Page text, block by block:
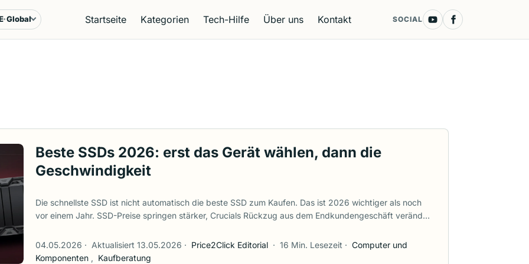
& Region
Global Startseite Kategorien Tech-Hilfe Über uns Kontakt SOCIAL
Beste SSDs 2026: erst das Gerät wählen, dann die
Geschwindigkeit
Die schnellste SSD ist nicht automatisch die beste SSD zum Kaufen. Das ist 2026 wichtiger als noch
vor einem Jahr. SSD-Preise springen stärker, Crucials Rückzug aus dem Endkundengeschäft verändert
sind laut genug geworden, dass eine verdächtig billige “Samsung 990 Pro” nicht wie ein Geschenk
behandelt werden sollte. Fang deshalb nicht mit der Zahl auf der Verpackung an. Fang mit dem Gerät
04.05.2026 · Aktualisiert 13.05.2026 · Price2Click Editorial ·16 Min. Lesezeit ·Computer und
Komponenten , Kaufberatung